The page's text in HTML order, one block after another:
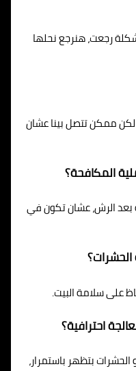
رجعت، هنرجع نحلها
ممكن تتصل بينا عشان
المكافحة؟
بعد الرش، عشان تكون في
احترافية؟
بتظهر باستمرار،